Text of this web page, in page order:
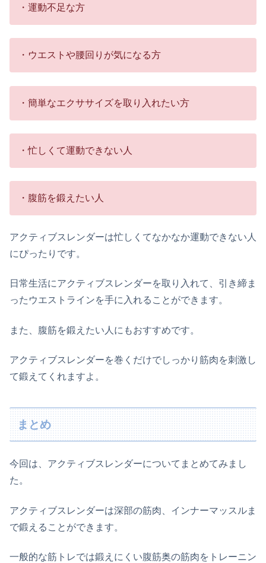
・運動不足な方
・ウエストや腰回りが気になる方
・簡単なエクササイズを取り入れたい方
・忙しくて運動できない人
・腹筋を鍛えたい人
アクティブスレンダーは忙しくてなかなか運動できない人
にぴったりです。
日常生活にアクティブスレンダーを取り入れて、引き締ま
ったウエストラインを手に入れることができます。
また、腹筋を鍛えたい人にもおすすめです。
アクティブスレンダーを巻くだけでしっかり筋肉を刺激し
て鍛えてくれますよ。
まとめ
今回は、アクティブスレンダーについてまとめてみまし
た。
アクティブスレンダーは深部の筋肉、インナーマッスルま
で鍛えることができます。
一般的な筋トレでは鍛えにくい腹筋奥の筋肉をトレーニン